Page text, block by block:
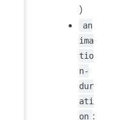
）
an
ima
tio
n-
dur
ati
on :